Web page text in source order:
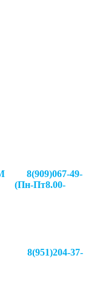
8(909)067-49-
д.13Г
8(951)204-37-